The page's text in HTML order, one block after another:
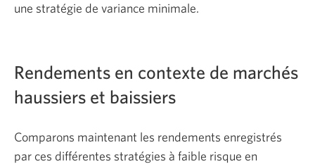
une stratégie de variance minimale.
Rendements en contexte de marchés
haussiers et baissiers
Comparons maintenant les rendements enregistrés
par ces différentes stratégies à faible risque en